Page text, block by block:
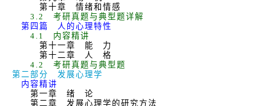
第十章 情绪和情感
3.2
考研真题与典型题详解
第四篇 人的心理特性
4.1
内容精讲
第十一章 能 力
第十二章 人 格
4.2
考研真题与典型题
第二部分 发展心理学
内容精讲
第一章 绪 论
第二章 发展心理学的研究方法